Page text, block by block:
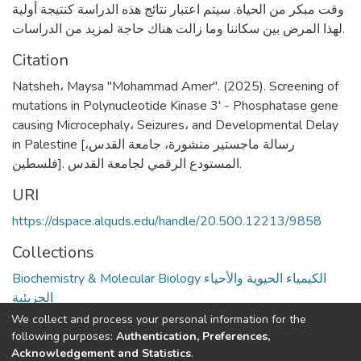
وقت مبكر من الحياة. سيتم اعتبار نتائج هذه الدراسة كنتيجة أولية
لهذا المرض بين سكاننا وما زالت هناك حاجة لمزيد من الدراسات.
Citation
Natsheh، Maysa "Mohammad Amer". (2025). Screening of
mutations in Polynucleotide Kinase 3' - Phosphatase gene
causing Microcephaly، Seizures، and Developmental Delay
in Palestine [رسالة ماجستير منشورة، جامعة القدس،
فلسطين]. المستودع الرقمي لجامعة القدس.
URI
https://dspace.alquds.edu/handle/20.500.12213/9858
Collections
Biochemistry & Molecular Biology الكيمياء الحيوية والأحياء
الجزيئية
Full item page
We collect and process your personal information for the
following purposes: Authentication, Preferences,
Acknowledgement and Statistics.